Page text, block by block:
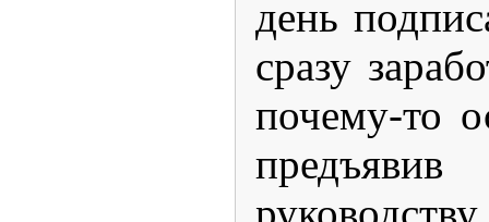
день
сразу
почему-то